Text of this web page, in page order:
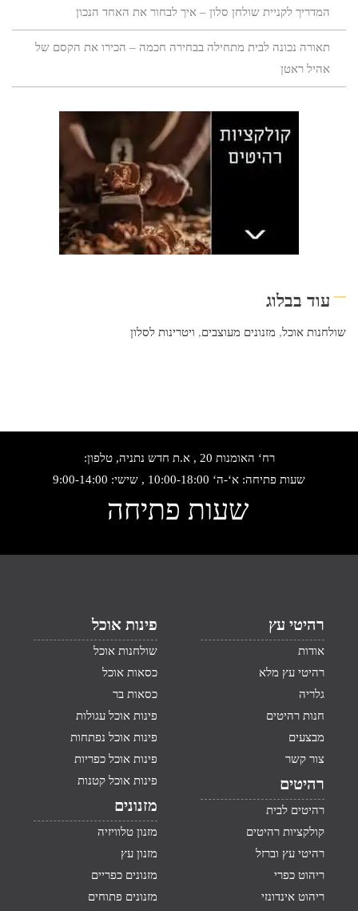
המדריך לקניית שולחן סלון – איך לבחור את האחד הנכון
תאורה נכונה לבית מתחילה בבחירה חכמה – הכירו את הקסם של
אהיל ראטן
עוד בבלוג
שולחנות אוכל, מזנונים מעוצבים, ויטרינות לסלון
רח‘ האומנות 20 , א.ת חדש נתניה, טלפון:
שעות פתיחה: א‘-ה‘ 10:00-18:00 , שישי: 9:00-14:00
שעות פתיחה
רהיטי עץ
אודות
רהיטי עץ מלא
גלריה
חנות רהיטים
מבצעים
צור קשר
רהיטים
רהיטים לבית
קולקציות רהיטים
רהיטי עץ וברזל
ריהוט כפרי
ריהוט אינדונזי
פינות אוכל
שולחנות אוכל
כסאות אוכל
כסאות בר
פינות אוכל עגולות
פינות אוכל נפתחות
פינות אוכל כפריות
פינות אוכל קטנות
מזנונים
מזנון טלוויזיה
מזנון עץ
מזנונים כפריים
מזנונים פתוחים